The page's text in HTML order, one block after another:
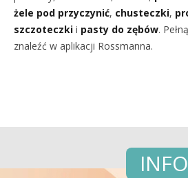
żele pod przyczynić, chusteczki,
szczoteczki i pasty do zębów.
znaleźć w aplikacji Rossmanna.